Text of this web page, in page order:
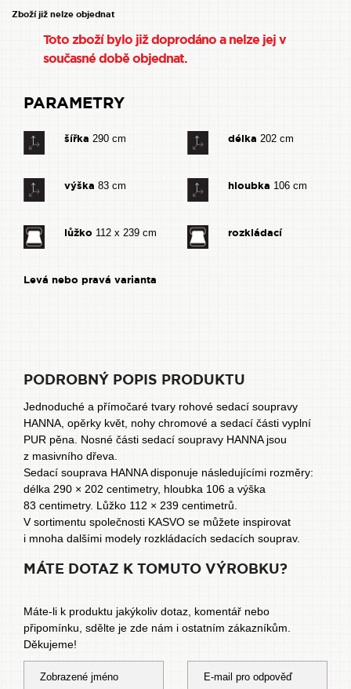
Zboží již nelze objednat
Toto zboží bylo již doprodáno a nelze jej v
současné době objednat.
PARAMETRY
šířka 290 cm délka 202 cm
výška 83 cm hloubka 106 cm
lůžko 112 x 239 cm rozkládací
Levá nebo pravá varianta
PODROBNÝ POPIS PRODUKTU
Jednoduché a přímočaré tvary rohové sedací soupravy
HANNA, opěrky květ, nohy chromové a sedací části vyplní
PUR pěna. Nosné části sedací soupravy HANNA jsou
z masivního dřeva.
Sedací souprava HANNA disponuje následujícími rozměry:
délka 290 × 202 centimetry, hloubka 106 a výška
83 centimetry. Lůžko 112 × 239 centimetrů.
V sortimentu společnosti KASVO se můžete inspirovat
i mnoha dalšími modely rozkládacích sedacích souprav.
MÁTE DOTAZ K TOMUTO VÝROBKU?
Máte-li k produktu jakýkoliv dotaz, komentář nebo
připomínku, sdělte je zde nám i ostatním zákazníkům.
Děkujeme!